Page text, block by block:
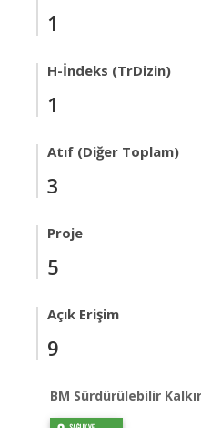
1
H-İndeks (TrDizin)
1
Atıf (Diğer Toplam)
3
Proje
5
Açık Erişim
9
BM Sürdürülebilir